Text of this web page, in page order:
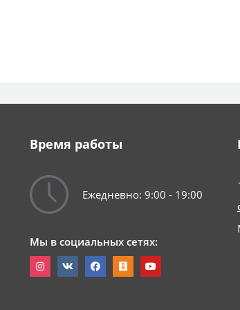
Время работы
Ежедневно: 9:00 - 19:00
Мы в социальных сетях: